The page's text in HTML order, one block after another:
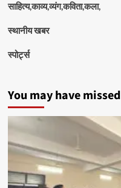
साहित्य,काव्य,व्यंग,कविता,कला,
स्थानीय खबर
स्पोर्ट्स
You may have missed